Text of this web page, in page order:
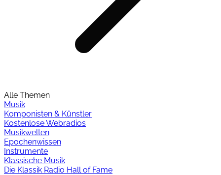
Alle Themen
Musik
Komponisten & Künstler
Kostenlose Webradios
Musikwelten
Epochenwissen
Instrumente
Klassische Musik
Die Klassik Radio Hall of Fame